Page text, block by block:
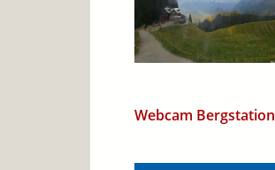
Webcam Bergstation